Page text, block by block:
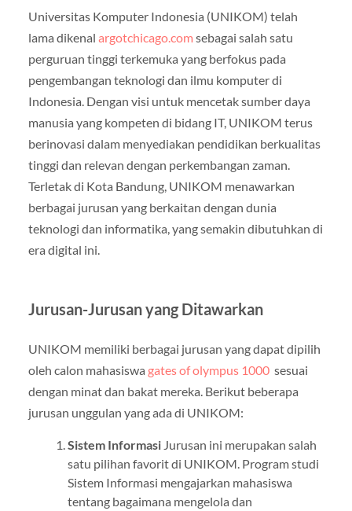
Universitas Komputer Indonesia (UNIKOM) telah
lama dikenal argotchicago.com sebagai salah satu
perguruan tinggi terkemuka yang berfokus pada
pengembangan teknologi dan ilmu komputer di
Indonesia. Dengan visi untuk mencetak sumber daya
manusia yang kompeten di bidang IT, UNIKOM terus
berinovasi dalam menyediakan pendidikan berkualitas
tinggi dan relevan dengan perkembangan zaman.
Terletak di Kota Bandung, UNIKOM menawarkan
berbagai jurusan yang berkaitan dengan dunia
teknologi dan informatika, yang semakin dibutuhkan di
era digital ini.
Jurusan-Jurusan yang Ditawarkan
UNIKOM memiliki berbagai jurusan yang dapat dipilih
oleh calon mahasiswa gates of olympus 1000sesuai
dengan minat dan bakat mereka. Berikut beberapa
jurusan unggulan yang ada di UNIKOM:
Sistem InformasiJurusan ini merupakan salah
satu pilihan favorit di UNIKOM. Program studi
Sistem Informasi mengajarkan mahasiswa
tentang bagaimana mengelola dan